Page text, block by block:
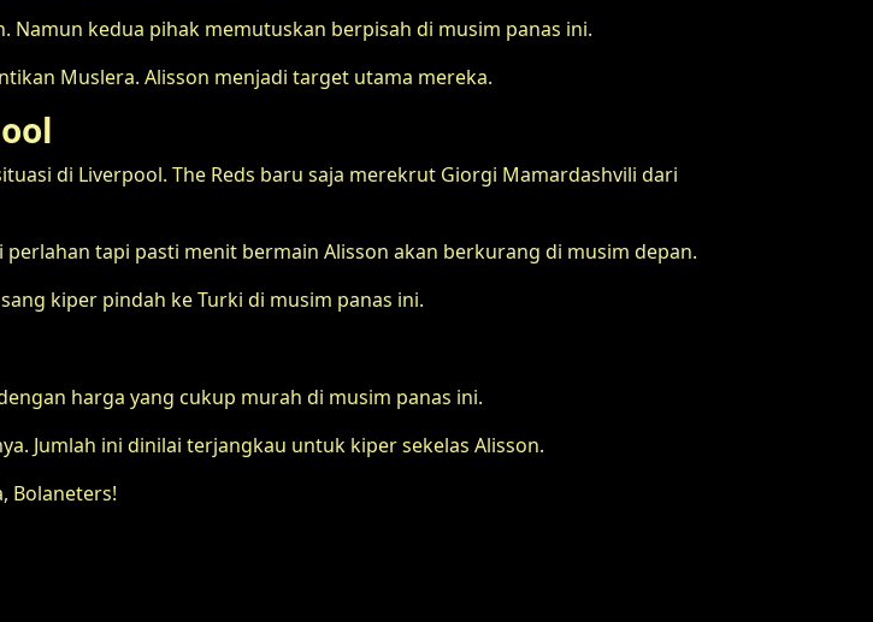
kedua pihak memutuskan berpisah di musim panas ini.
Muslera. Alisson menjadi target utama mereka.
di Liverpool. The Reds baru saja merekrut Giorgi Mamardashvili dari
tapi pasti menit bermain Alisson akan berkurang di musim depan.
kiper pindah ke Turki di musim panas ini.
harga yang cukup murah di musim panas ini.
Jumlah ini dinilai terjangkau untuk kiper sekelas Alisson.
Bolaneters!